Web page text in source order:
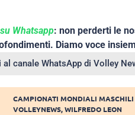
Whatsapp: non perderti le
Diamo voce
canale WhatsApp di Volley
CAMPIONATI MONDIALI
VOLLEYNEWS,WILFREDO LEON